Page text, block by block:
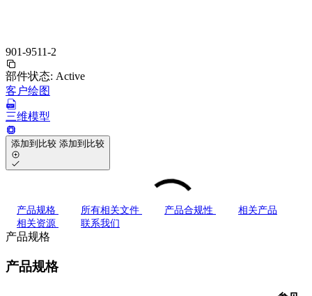
901-9511-2
部件状态: Active
客户绘图
三维模型
添加到比较 添加到比较
产品规格 所有相关文件 产品合规性
相关产品
相关资源
联系我们
产品规格
产品规格